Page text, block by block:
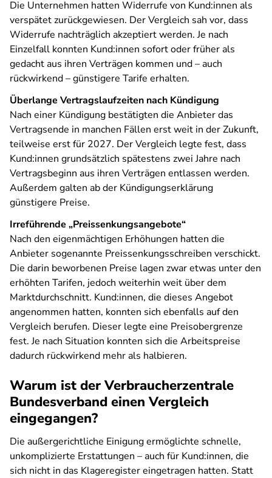
Die Unternehmen hatten Widerrufe von Kund:innen als
verspätet zurückgewiesen. Der Vergleich sah vor, dass
Widerrufe nachträglich akzeptiert werden. Je nach
Einzelfall konnten Kund:innen sofort oder früher als
gedacht aus ihren Verträgen kommen und – auch
rückwirkend – günstigere Tarife erhalten.
Überlange Vertragslaufzeiten nach Kündigung
Nach einer Kündigung bestätigten die Anbieter das
Vertragsende in manchen Fällen erst weit in der Zukunft,
teilweise erst für 2027. Der Vergleich legte fest, dass
Kund:innen grundsätzlich spätestens zwei Jahre nach
Vertragsbeginn aus ihren Verträgen entlassen werden.
Außerdem galten ab der Kündigungserklärung
günstigere Preise.
Irreführende „Preissenkungsangebote“
Nach den eigenmächtigen Erhöhungen hatten die
Anbieter sogenannte Preissenkungsschreiben verschickt.
Die darin beworbenen Preise lagen zwar etwas unter den
erhöhten Tarifen, jedoch weiterhin weit über dem
Marktdurchschnitt. Kund:innen, die dieses Angebot
angenommen hatten, konnten sich ebenfalls auf den
Vergleich berufen. Dieser legte eine Preisobergrenze
fest. Je nach Situation konnten sich die Arbeitspreise
dadurch rückwirkend mehr als halbieren.
Warum ist der Verbraucherzentrale
Bundesverband einen Vergleich
eingegangen?
Die außergerichtliche Einigung ermöglichte schnelle,
unkomplizierte Erstattungen – auch für Kund:innen, die
sich nicht in das Klageregister eingetragen hatten. Statt